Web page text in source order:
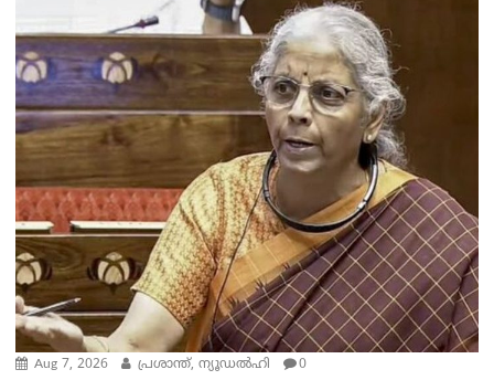
Aug 7, 2026 പ്രശാന്ത്, ന്യൂഡല്‍ഹി 0